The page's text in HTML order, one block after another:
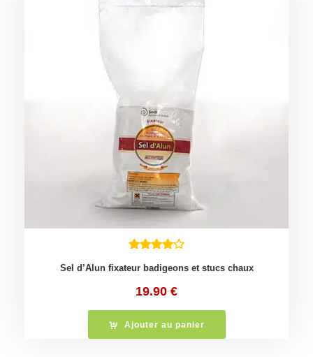
Sel d’Alun fixateur badigeons et stucs chaux
19.90 €
Ajouter au panier